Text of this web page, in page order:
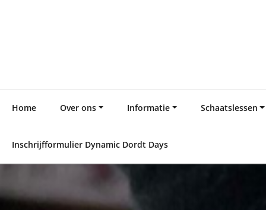
Home Over ons Informatie Schaatslessen
Inschrijfformulier Dynamic Dordt Days